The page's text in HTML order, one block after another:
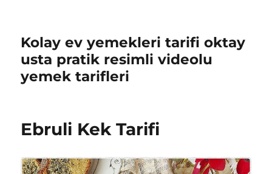
Kolay ev yemekleri tarifi oktay
usta pratik resimli videolu
yemek tarifleri
Ebruli Kek Tarifi